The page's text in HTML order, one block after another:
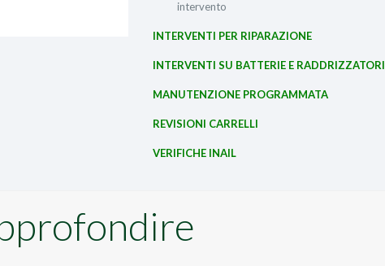
intervento
INTERVENTI PER RIPARAZIONE
INTERVENTI SU BATTERIE E RADDRIZZATORI
MANUTENZIONE PROGRAMMATA
REVISIONI CARRELLI
VERIFICHE INAIL